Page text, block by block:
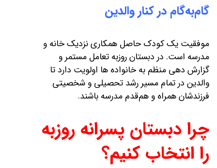
گام‌به‌گام در کنار والدین
موفقیت یک کودک حاصل همکاری نزدیک خانه و
مدرسه است. در دبستان روزبه تعامل مستمر و
گزارش‌ دهی منظم به خانواده‌ ها اولویت دارد تا
والدین در تمام مسیر رشد تحصیلی و شخصیتی
فرزندشان همراه و هم‌قدم مدرسه باشند.
چرا دبستان پسرانه روزبه
را انتخاب کنیم؟